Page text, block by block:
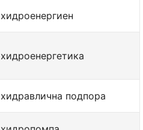
хидроенергиен
хидроенергетика
хидравлична подпора